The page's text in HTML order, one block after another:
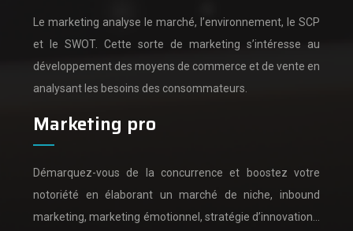
Le marketing analyse le marché, l’environnement, le SCP
et le SWOT. Cette sorte de marketing s’intéresse au
développement des moyens de commerce et de vente en
analysant les besoins des consommateurs.
Marketing pro
Démarquez-vous de la concurrence et boostez votre
notoriété en élaborant un marché de niche, inbound
marketing, marketing émotionnel, stratégie d’innovation…